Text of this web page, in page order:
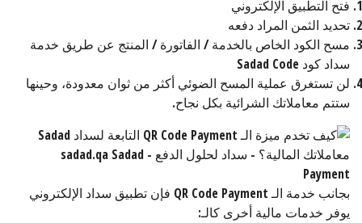
فتح التطبيق الإلكتروني
تحديد الثمن المراد دفعه
مسح الكود الخاص بالخدمة / الفاتورة / المنتج عن طريق خدمة
سداد كود Sadad Code
لن تستغرق عملية المسح الضوئي أكثر من ثوان معدودة، وحينها
ستتم معاملاتك الشرائية بكل نجاح.
بجانب خدمة الـ QR Code Payment فإن تطبيق سداد الإلكتروني
يوفر خدمات مالية أخرى كالـ: